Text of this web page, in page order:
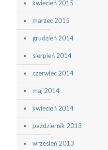
kwiecień 2015
marzec 2015
grudzień 2014
sierpień 2014
czerwiec 2014
maj 2014
kwiecień 2014
październik 2013
wrzesień 2013